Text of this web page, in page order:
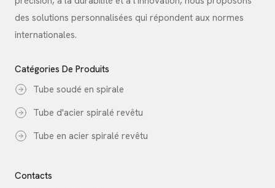
des solutions personnalisées qui répondent aux normes
internationales.
Catégories De Produits
Tube soudé en spirale
Tube d'acier spiralé revêtu
Tube en acier spiralé revêtu
Contacts